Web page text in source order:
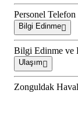
Personel Telefon
Bilgi Edinme
Bilgi Edinme ve
Ulaşım
Zonguldak